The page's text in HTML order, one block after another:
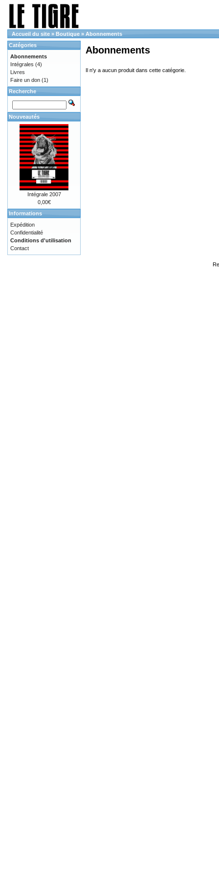
Accueil du site » Boutique » Abonnements
Abonnements
Il n'y a aucun produit dans cette catégorie.
Catégories
Abonnements
Intégrales (4)
Livres
Faire un don (1)
Recherche
Nouveautés
Intégrale 2007
0,00€
Informations
Expédition
Confidentialité
Conditions d'utilisation
Contact